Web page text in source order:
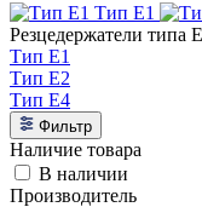
Тип E1
Резцедержатели типа E
Тип E1
Тип E2
Тип E4
Фильтр
Наличие товара
В наличии
Производитель